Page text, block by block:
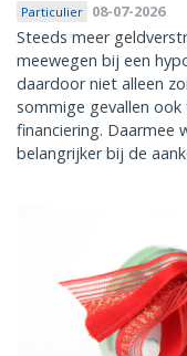
Particulier 08-07-2026
Steeds meer
meewegen bij een
daardoor niet alleen
sommige gevallen
financiering. Daarmee
belangrijker bij de